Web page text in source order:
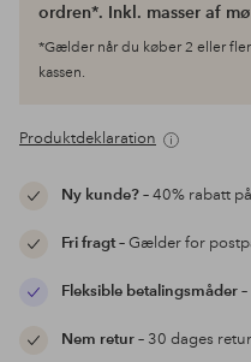
ordren*. Inkl. masser af
*Gælder når du køber 2 eller
kassen.
Produktdeklaration
Ny kunde?– 40% rabatt
Fri fragt– Gælder for
Fleksible betalingsmåder
Nem retur– 30 dages